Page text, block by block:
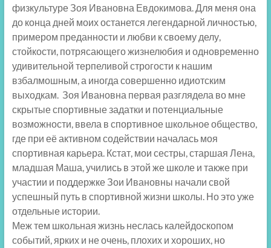
физкультуре Зоя Ивановна Евдокимова. Для меня она
до конца дней моих останется легендарной личностью,
примером преданности и любви к своему делу,
стойкости, потрясающего жизнелюбия и одновременно
удивительной терпеливой строгости к нашим
взбалмошным, а иногда совершенно идиотским
выходкам. Зоя Ивановна первая разглядела во мне
скрытые спортивные задатки и потенциальные
возможности, ввела в спортивное школьное общество,
где при её активном содействии началась моя
спортивная карьера. Кстат, мои сестры, старшая Лена,
младшая Маша, учились в этой же школе и также при
участии и поддержке Зои Ивановны начали свой
успешный путь в спортивной жизни школы. Но это уже
отдельные истории.
Меж тем школьная жизнь неслась калейдоскопом
событий, ярких и не очень, плохих и хороших, но